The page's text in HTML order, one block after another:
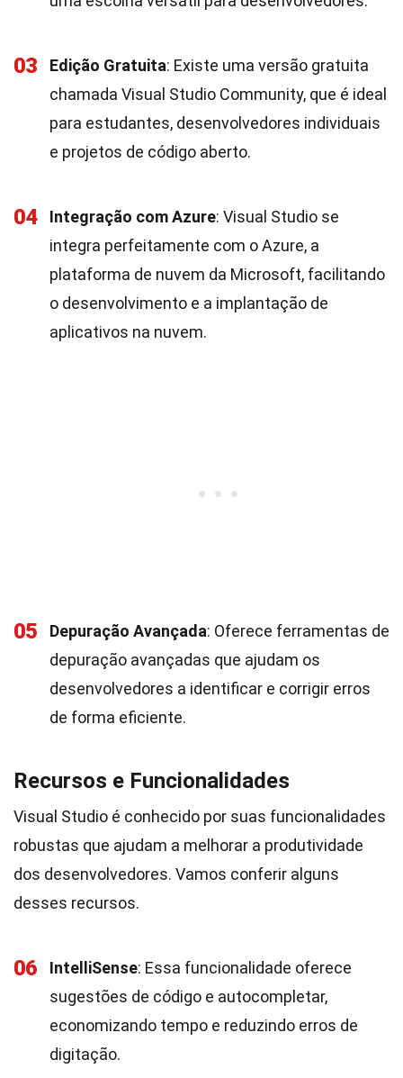
03 Edição Gratuita: Existe uma versão gratuita
chamada Visual Studio Community, que é ideal
para estudantes, desenvolvedores individuais
e projetos de código aberto.
04 Integração com Azure: Visual Studio se
integra perfeitamente com o Azure, a
plataforma de nuvem da Microsoft, facilitando
o desenvolvimento e a implantação de
aplicativos na nuvem.
05 Depuração Avançada: Oferece ferramentas de
depuração avançadas que ajudam os
desenvolvedores a identificar e corrigir erros
de forma eficiente.
Recursos e Funcionalidades
Visual Studio é conhecido por suas funcionalidades
robustas que ajudam a melhorar a produtividade
dos desenvolvedores. Vamos conferir alguns
desses recursos.
06 IntelliSense: Essa funcionalidade oferece
sugestões de código e autocompletar,
economizando tempo e reduzindo erros de
digitação.